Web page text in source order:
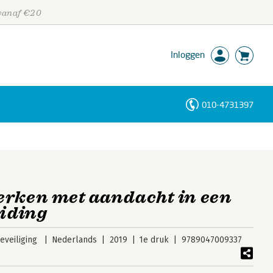
€20
Inloggen
010-4731397
met aandacht in een
Nederlands 2019 1e druk 9789047009337
Personen